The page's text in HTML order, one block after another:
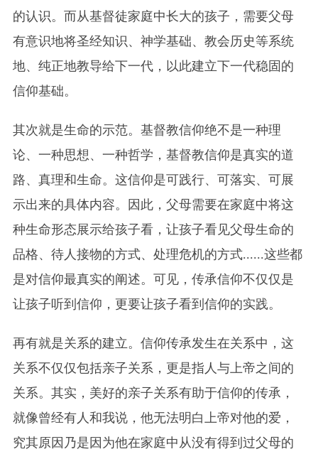
的认识。而从基督徒家庭中长大的孩子，需要父母
有意识地将圣经知识、神学基础、教会历史等系统
地、纯正地教导给下一代，以此建立下一代稳固的
信仰基础。
其次就是生命的示范。基督教信仰绝不是一种理
论、一种思想、一种哲学，基督教信仰是真实的道
路、真理和生命。这信仰是可践行、可落实、可展
示出来的具体内容。因此，父母需要在家庭中将这
种生命形态展示给孩子看，让孩子看见父母生命的
品格、待人接物的方式、处理危机的方式......这些都
是对信仰最真实的阐述。可见，传承信仰不仅仅是
让孩子听到信仰，更要让孩子看到信仰的实践。
再有就是关系的建立。信仰传承发生在关系中，这
关系不仅仅包括亲子关系，更是指人与上帝之间的
关系。其实，美好的亲子关系有助于信仰的传承，
就像曾经有人和我说，他无法明白上帝对他的爱，
究其原因乃是因为他在家庭中从没有得到过父母的